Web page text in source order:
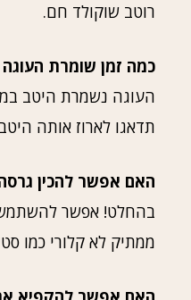
רוטב שוקולד חם.
כמה זמן שומרת
העוגה נשמרת היטב
תדאגו לארוז אותה
האם אפשר להכין
בהחלט! אפשר
ממתיק לא קלורי כמו